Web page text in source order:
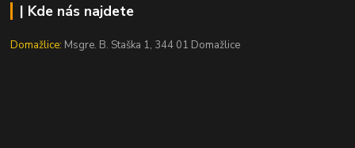
| Kde nás najdete
Domažlice: Msgre. B. Staška 1, 344 01 Domažlice